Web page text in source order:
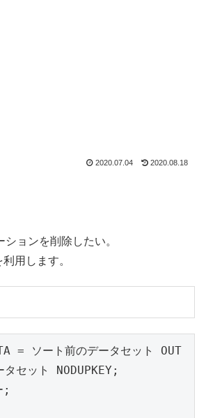
2020.07.04 2020.08.18
ョンを削除したい。
利用します。
= ソート前のデータセット OUT
セット NODUPKEY;